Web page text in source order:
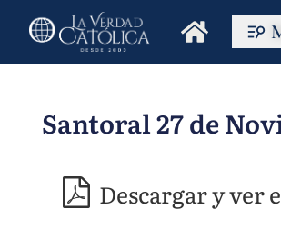
Santoral 27 de
Descargar y ver